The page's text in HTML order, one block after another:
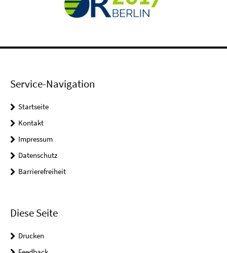
Service-Navigation
Startseite
Kontakt
Impressum
Datenschutz
Barrierefreiheit
Diese Seite
Drucken